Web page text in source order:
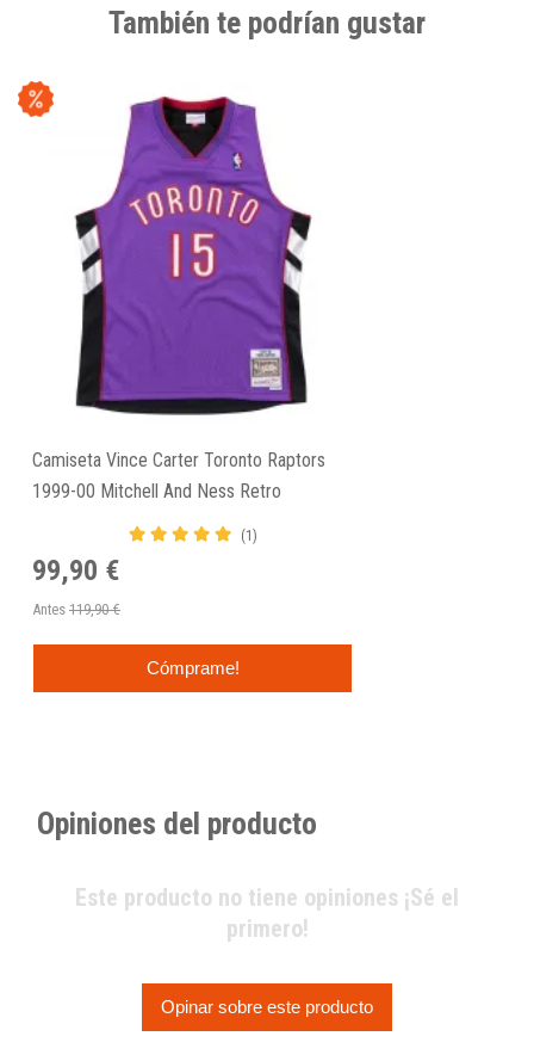
También te podrían gustar
Camiseta Vince Carter Toronto Raptors
1999-00 Mitchell And Ness Retro
(1)
99,90 €
Antes 119,90 €
Cómprame!
Opiniones del producto
Este producto no tiene opiniones ¡Sé el
primero!
Opinar sobre este producto